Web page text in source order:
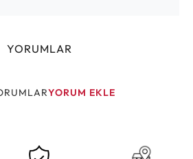
YORUMLAR
YORUM EKLE